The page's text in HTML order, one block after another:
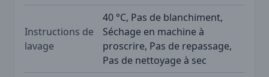
Instructions de
lavage
40 °C, Pas de blanchiment,
Séchage en machine à
proscrire, Pas de repassage,
Pas de nettoyage à sec